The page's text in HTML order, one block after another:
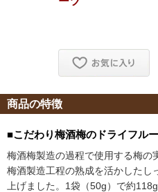
商品の特徴
■こだわり梅酒梅のドライフル
梅酒梅製造の過程で使用する梅の
梅酒製造工程の熟成を活かしたし
上げました。1袋（50g）で約